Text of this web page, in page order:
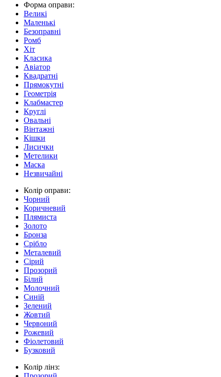
Форма оправи:
Великі
Маленькі
Безоправні
Ромб
Хіт
Класика
Авіатор
Квадратні
Прямокутні
Геометрія
Клабмастер
Круглі
Овальні
Вінтажні
Кішки
Лисички
Метелики
Маска
Незвичайні
Колір оправи:
Чорний
Коричневий
Плямиста
Золото
Бронза
Срібло
Металевий
Сірий
Прозорий
Білий
Молочний
Синій
Зелений
Жовтий
Червоний
Рожевий
Фіолетовий
Бузковий
Колір лінз: